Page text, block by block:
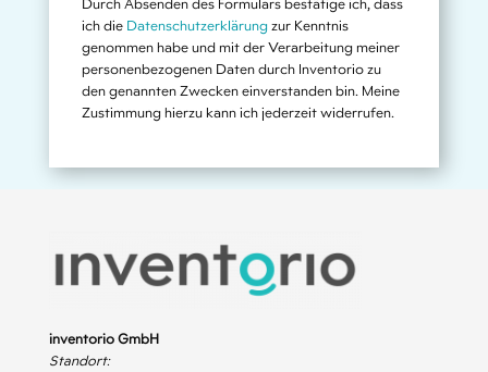
Durch Absenden des Formulars bestätige ich, dass
ich die Datenschutzerklärungzur Kenntnis
genommen habe und mit der Verarbeitung meiner
personenbezogenen Daten durch Inventorio zu
den genannten Zwecken einverstanden bin. Meine
Zustimmung hierzu kann ich jederzeit widerrufen.
inventorio GmbH
Standort: